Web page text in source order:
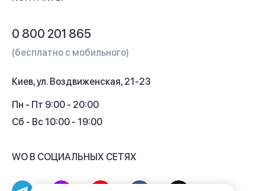
Кэшбек
0 800 201 865
(бесплатно с мобильного)
Киев, ул. Воздвиженская, 21-23
Пн - Пт 9:00 - 20:00
Сб - Вс 10:00 - 19:00
WO В СОЦИАЛЬНЫХ СЕТЯХ